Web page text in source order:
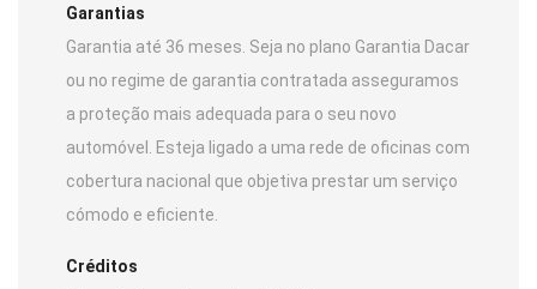
Garantias
Garantia até 36 meses. Seja no plano Garantia Dacar
ou no regime de garantia contratada asseguramos
a proteção mais adequada para o seu novo
automóvel. Esteja ligado a uma rede de oficinas com
cobertura nacional que objetiva prestar um serviço
cómodo e eficiente.
Créditos